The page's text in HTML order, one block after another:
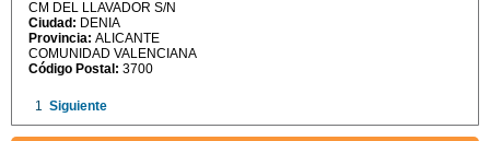
CM DEL LLAVADOR S/N
Ciudad: DENIA
Provincia: ALICANTE
COMUNIDAD VALENCIANA
Código Postal: 3700
1 Siguiente